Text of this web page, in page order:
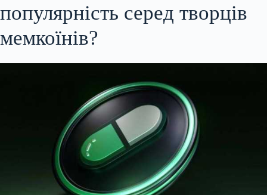
популярність серед творців
мемкоїнів?